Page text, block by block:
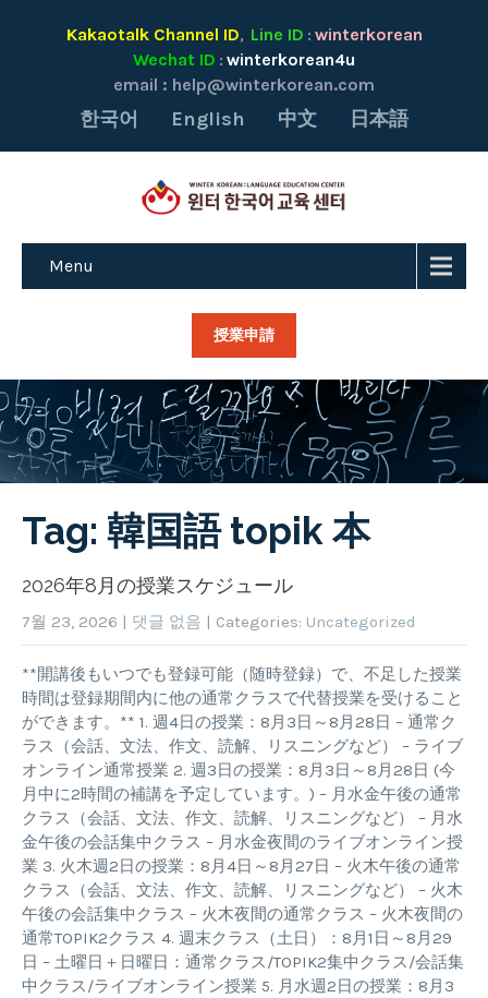
Kakaotalk Channel ID, Line ID : winterkorean
Wechat ID : winterkorean4u
email : help@winterkorean.com
한국어 English 中文 日本語
Menu
授業申請
Tag: 韓国語 topik 本
2026年8月の授業スケジュール
7월 23, 2026 | 댓글 없음 | Categories: Uncategorized
**開講後もいつでも登録可能（随時登録）で、不足した授業
時間は登録期間内に他の通常クラスで代替授業を受けること
ができます。** 1. 週4日の授業：8月3日～8月28日 – 通常ク
ラス（会話、文法、作文、読解、リスニングなど） – ライブ
オンライン通常授業 2. 週3日の授業：8月3日～8月28日 (今
月中に2時間の補講を予定しています。) – 月水金午後の通常
クラス（会話、文法、作文、読解、リスニングなど） – 月水
金午後の会話集中クラス – 月水金夜間のライブオンライン授
業 3. 火木週2日の授業：8月4日～8月27日 – 火木午後の通常
クラス（会話、文法、作文、読解、リスニングなど） – 火木
午後の会話集中クラス – 火木夜間の通常クラス – 火木夜間の
通常TOPIK2クラス 4. 週末クラス（土日）：8月1日～8月29
日 – 土曜日＋日曜日：通常クラス/TOPIK2集中クラス/会話集
中クラス/ライブオンライン授業 5. 月水週2日の授業：8月3